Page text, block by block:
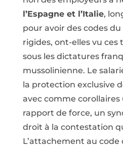
l’Espagne et l’Italie,
pour avoir des codes
rigides, ont-elles vu ces
sous les dictatures
mussolinienne. Le
la protection exclusive
avec comme
rapport de force, un
droit à la contestation
L’attachement au code